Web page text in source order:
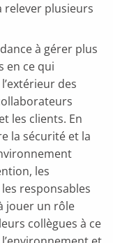
relever plusieurs
à gérer plus
en ce qui
des
les clients. En
la sécurité et la
les
responsables
jouer un rôle
collègues à ce